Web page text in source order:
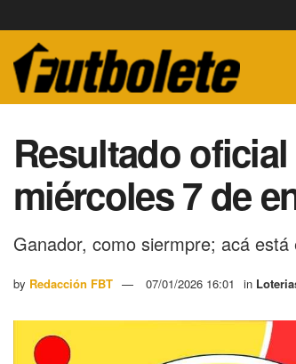
Resultado
miércoles 7 de
Ganador, como siermpre; acá
by Redacción FBT 07/01/2026 16:01 in